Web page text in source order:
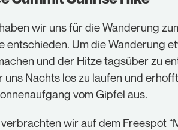
wir uns für die Wanderung
entschieden. Um die Wanderung
und der Hitze tagsüber zu
uns Nachts los zu laufen und
vom Gipfel aus.
wir auf dem Freespot